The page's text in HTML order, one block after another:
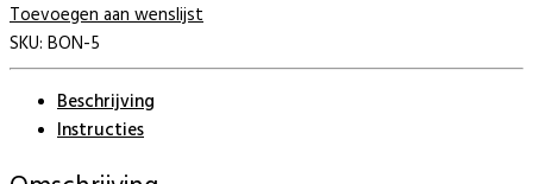
Toevoegen aan wenslijst
SKU: BON-5
Beschrijving
Instructies